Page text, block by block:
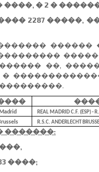
����, � 2 �
2287 �����,
��,
�
Madrid REAL MADRID C.F. (ESP) -
R.S.C. ANDERLECHT
�������:
����;